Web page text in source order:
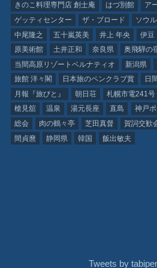
きのこ料理専門店 創士庵 はづ別館 ア
ゲッティセンター
ザ・ブロード ソウル
中尾隆之
五十嵐英美 井上 年央 伊豆
原美術館
土井正和 奈良県 奥飛騨の
当間高原リゾートベルナティオ
新潟県
旅館 洋々閣
日本旅のペンクラブ賞
日
月報『旅びと』
朝日荘 札幌市電241号
槍見舘
温泉 湯元長座 直島 神戸
総会
肉の鶴々亭 芝田真督 賀詞交歓
間貞麿
静岡県 韓国 飯出敏夫
Tweets by